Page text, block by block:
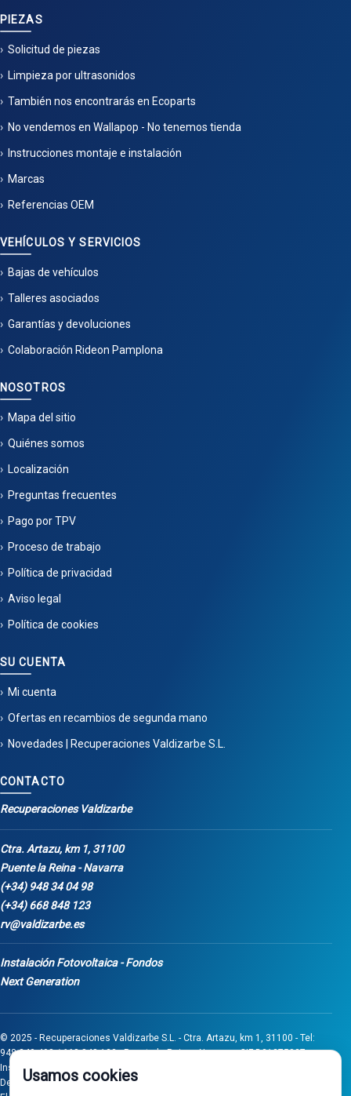
PIEZAS
Solicitud de piezas
Limpieza por ultrasonidos
También nos encontrarás en Ecoparts
No vendemos en Wallapop - No tenemos tienda
Instrucciones montaje e instalación
Marcas
Referencias OEM
VEHÍCULOS Y SERVICIOS
Bajas de vehículos
Talleres asociados
Garantías y devoluciones
Colaboración Rideon Pamplona
NOSOTROS
Mapa del sitio
Quiénes somos
Localización
Preguntas frecuentes
Pago por TPV
Proceso de trabajo
Política de privacidad
Aviso legal
Política de cookies
SU CUENTA
Mi cuenta
Ofertas en recambios de segunda mano
Novedades | Recuperaciones Valdizarbe S.L.
CONTACTO
Recuperaciones Valdizarbe
Ctra. Artazu, km 1, 31100
Puente la Reina - Navarra
(+34) 948 34 04 98
(+34) 668 848 123
rv@valdizarbe.es
Instalación Fotovoltaica - Fondos
Next Generation
© 2025 - Recuperaciones Valdizarbe S.L. - Ctra. Artazu, km 1, 31100 - Tel:
948 340 498 / 668 848 123 - Puente la Reina - Navarra - CIF B31275837.
Inscrita en el Registro Mercantil de Navarra, Tomo 32, Folio 75, Hoja 525.
Desarrollado porSeintosoft
Usamos cookies